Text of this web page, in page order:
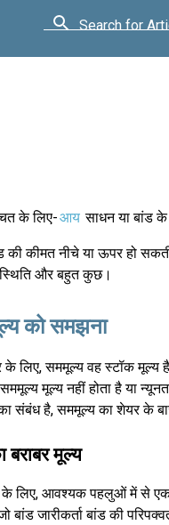
Search for
के लिए-आय साधन या बांड
की कीमत नीचे या ऊपर हो
और बहुत कुछ।
को समझना
लिए, सममूल्य वह स्टॉक मूल्य है
मूल्य नहीं होता है या
का संबंध है, सममूल्य का शेयर के
बराबर मूल्य
लिए, आवश्यक पहलुओं में से एक
बांड जारीकर्ता बांड की